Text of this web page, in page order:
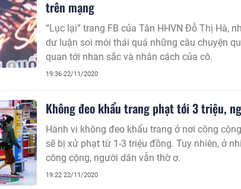
trên mạng
“Lục lại” trang FB của Tân HHVN Đỗ Thị Hà,
dư luận soi mói thái quá những câu chuyện
quan tới nhan sắc và nhân cách của cô.
19:36 22/11/2020
Không đeo khẩu trang phạt tới 3 triệu,
Hành vi không đeo khẩu trang ở nơi công
sẽ bị xử phạt từ 1-3 triệu đồng. Tuy nhiên, ở
công cộng, người dân vẫn thờ ơ.
19:22 22/11/2020